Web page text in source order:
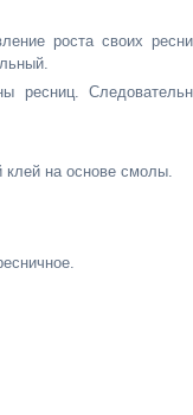
роста своих
ресниц.
клей на основе смолы.